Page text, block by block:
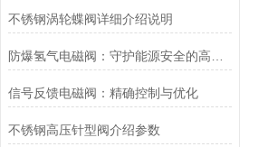
不锈钢涡轮蝶阀详细介绍说明
信号反馈电磁阀：精确控制与优化
不锈钢高压针型阀介绍参数